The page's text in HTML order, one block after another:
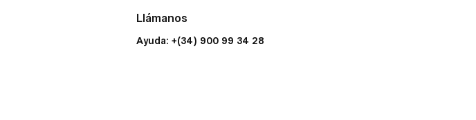
Llámanos
Ayuda: +(34) 900 99 34 28